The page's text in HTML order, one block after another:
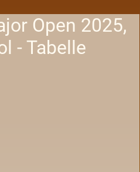
Open 2025,
- Tabelle